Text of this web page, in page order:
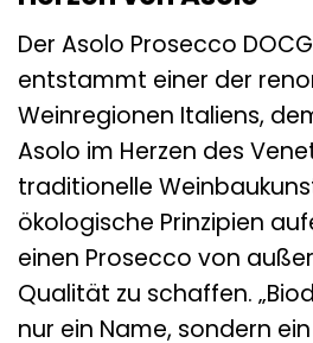
Der Asolo Prosecco
entstammt einer der
Weinregionen Italiens,
Asolo im Herzen des
traditionelle
ökologische Prinzipien
einen Prosecco von
Qualität zu schaffen.
nur ein Name, sondern